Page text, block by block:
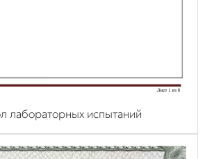
лабораторных испытаний